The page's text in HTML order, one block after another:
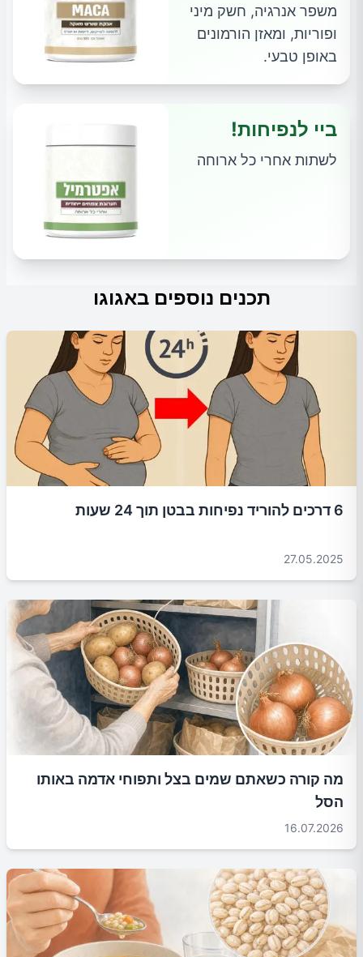
משפר אנרגיה, חשק מיני
ופוריות, ומאזן הורמונים
באופן טבעי.
ביי לנפיחות!
לשתות אחרי כל ארוחה
תכנים נוספים באגוגו
6 דרכים להוריד נפיחות בבטן תוך 24 שעות
27.05.2025
מה קורה כשאתם שמים בצל ותפוחי אדמה באותו
הסל
16.07.2026